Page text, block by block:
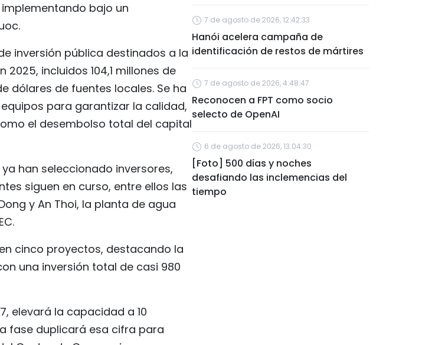
bajo un
inversión pública destinados a la
2025, incluidos 104,1 millones de
dólares de fuentes locales. Se ha
para garantizar la calidad,
el desembolso total del capital
ya han seleccionado inversores,
siguen en curso, entre ellos las
y An Thoi, la planta de agua
cinco proyectos, destacando la
una inversión total de casi 980
elevará la capacidad a 10
fase duplicará esa cifra para
7 de agosto de 2026, 12:42:33
Hanói acelera campaña de
identificación de restos de mártires
7 de agosto de 2026, 4:48:47
Reconocen a FPT como socio
selecto de OpenAI
6 de agosto de 2026, 13:04:30
[Foto] 500 días y noches
desafiando las inclemencias del
tiempo